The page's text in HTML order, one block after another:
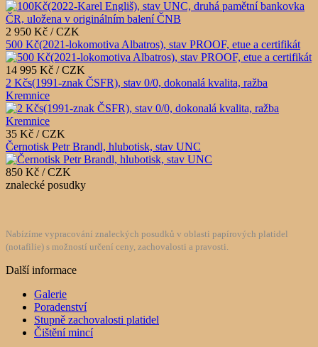
2 950 Kč / CZK
500 Kč(2021-lokomotiva Albatros), stav PROOF, etue a certifikát
14 995 Kč / CZK
2 Kčs(1991-znak ČSFR), stav 0/0, dokonalá kvalita, ražba
Kremnice
35 Kč / CZK
Černotisk Petr Brandl, hlubotisk, stav UNC
850 Kč / CZK
znalecké posudky
Nabízíme vypracování znaleckých posudků v oblasti papírových platidel
(notafilie) s možností určení ceny, zachovalosti a pravosti.
Další informace
Galerie
Poradenství
Stupně zachovalosti platidel
Čištění mincí